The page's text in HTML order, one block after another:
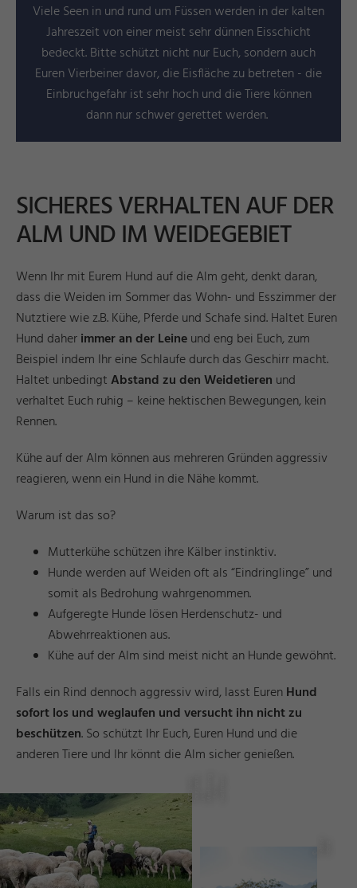
Viele Seen in und rund um Füssen werden in der kalten
Jahreszeit von einer meist sehr dünnen Eisschicht
bedeckt. Bitte schützt nicht nur Euch, sondern auch
Euren Vierbeiner davor, die Eisfläche zu betreten - die
Einbruchgefahr ist sehr hoch und die Tiere können
dann nur schwer gerettet werden.
SICHERES VERHALTEN AUF DER
ALM UND IM WEIDEGEBIET
Wenn Ihr mit Eurem Hund auf die Alm geht, denkt daran,
dass die Weiden im Sommer das Wohn- und Esszimmer der
Nutztiere wie z.B. Kühe, Pferde und Schafe sind. Haltet Euren
Hund daherimmer an der Leineund eng bei Euch, zum
Beispiel indem Ihr eine Schlaufe durch das Geschirr macht.
Haltet unbedingtAbstand zu den Weidetieren und
verhaltet Euch ruhig – keine hektischen Bewegungen, kein
Rennen.
Kühe auf der Alm können aus mehreren Gründen aggressiv
reagieren, wenn ein Hund in die Nähe kommt.
Warum ist das so?
Mutterkühe schützen ihre Kälber instinktiv.
Hunde werden auf Weiden oft als “Eindringlinge” und
somit als Bedrohung wahrgenommen.
Aufgeregte Hunde lösen Herdenschutz- und
Abwehrreaktionen aus.
Kühe auf der Alm sind meist nicht an Hunde gewöhnt.
Falls ein Rind dennoch aggressiv wird, lasst EurenHund
sofort los und weglaufen und versucht ihn nicht zu
beschützen. So schützt Ihr Euch, Euren Hund und die
anderen Tiere und Ihr könnt die Alm sicher genießen.
©
ü
e
n
T
o
ri
m
u
u
n
M
ti
n
-
T
r
H
a
t
a
n